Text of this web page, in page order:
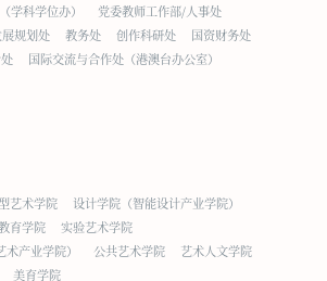
学科学位办）
党委教师工作部/人事处
展规划处 教务处 创作科研处
国资财务处
国际交流与合作处（港澳台办公室）
艺术学院
设计学院（智能设计产业学院）
育学院
实验艺术学院
产业学院）
公共艺术学院
艺术人文学院
美育学院